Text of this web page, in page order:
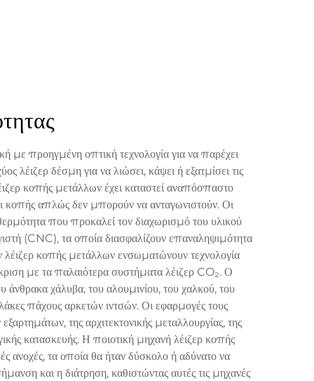
με προηγμένη οπτική τεχνολογία για να παρέχει
λέιζερ δέσμη για να λιώσει, κάψει ή εξατμίσει τις
κοπής μετάλλων έχει καταστεί αναπόσπαστο
κοπής απλώς δεν μπορούν να ανταγωνιστούν. Οι
που προκαλεί τον διαχωρισμό του υλικού
(CNC), τα οποία διασφαλίζουν επαναληψιμότητα
λέιζερ κοπής μετάλλων ενσωματώνουν τεχνολογία
με τα παλαιότερα συστήματα λέιζερ CO₂. Ο
χάλυβα, του αλουμινίου, του χαλκού, του
πάχους αρκετών ιντσών. Οι εφαρμογές τους
της αρχιτεκτονικής μεταλλουργίας, της
κατασκευής. Η ποιοτική μηχανή λέιζερ κοπής
ανοχές, τα οποία θα ήταν δύσκολο ή αδύνατο να
και η διάτρηση, καθιστώντας αυτές τις μηχανές